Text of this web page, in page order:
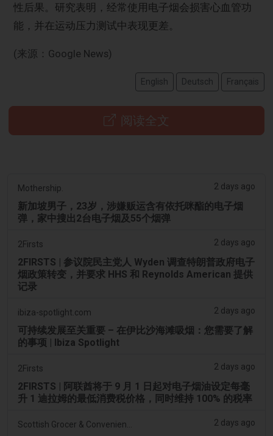
性后果。研究表明，经常使用电子烟会损害心血管功
能，并在运动压力测试中表现更差。
(来源：Google News)
English Deutsch Français
阅读全文
Mothership. 2 days ago
新加坡男子，23岁，涉嫌贩运含有依托咪酯的电子烟
弹，家中搜出2台电子烟及55个烟弹
2Firsts 2 days ago
2FIRSTS | 参议院民主党人 Wyden 调查特朗普政府电子
烟政策转变，并要求 HHS 和 Reynolds American 提供
记录
ibiza-spotlight.com 2 days ago
可持续发展至关重要 – 在伊比沙海滩吸烟：您需要了解
的事项 | Ibiza Spotlight
2Firsts 2 days ago
2FIRSTS | 阿联酋将于 9 月 1 日起对电子烟油设定每毫
升 1 迪拉姆的最低消费税价格，同时维持 100% 的税率
2 days ago